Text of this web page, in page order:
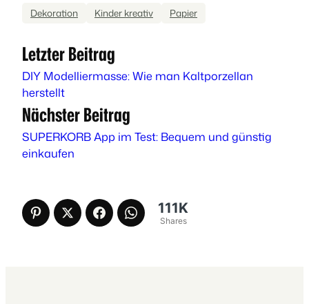
Dekoration Kinder kreativ Papier
Letzter Beitrag
DIY Modelliermasse: Wie man Kaltporzellan
herstellt
Nächster Beitrag
SUPERKORB App im Test: Bequem und günstig
einkaufen
111K
Shares